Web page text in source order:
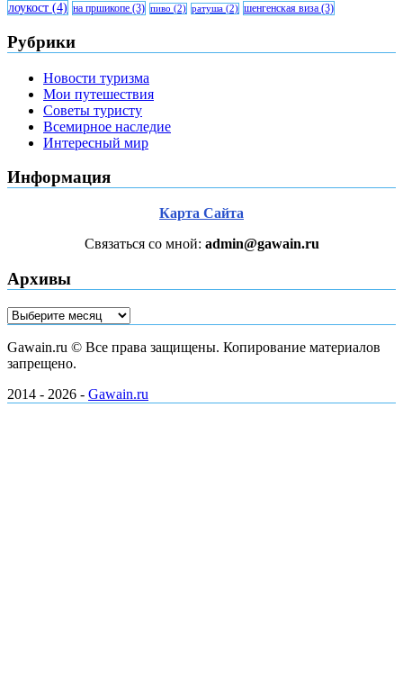
лоукост (4) на пршикопе (3) пиво (2) ратуша (2) шенгенская виза (3)
Рубрики
Новости туризма
Мои путешествия
Советы туристу
Всемирное наследие
Интересный мир
Информация
Карта Сайта
Связаться со мной: admin@gawain.ru
Архивы
Архивы
Gawain.ru © Все права защищены. Копирование материалов
запрещено.
2014 - 2026 - Gawain.ru